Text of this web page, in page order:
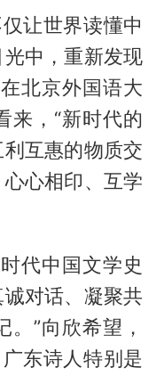
仅让世界读懂中
中，重新发现
北京外国语大
来，“新时代的
互惠的物质交
心相印、互学
代中国文学史
诚对话、凝聚共
”向欣希望，
东诗人特别是